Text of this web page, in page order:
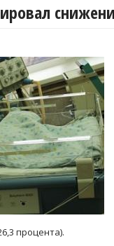
процента).